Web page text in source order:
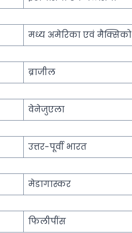
मध्य अमेरिका एवं मैक्सिको
ब्राजील
वेनेजुएला
उत्तर-पूर्वी भारत
मेडागास्कर
फिलीपींस